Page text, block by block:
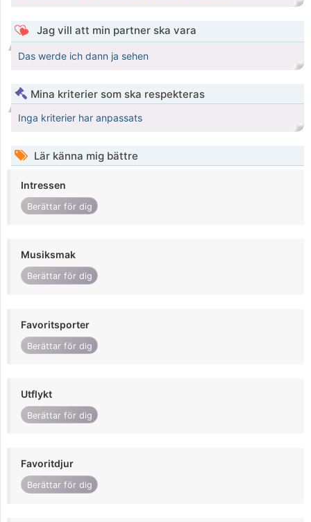
Jag vill att min partner ska vara
Das werde ich dann ja sehen
Mina kriterier som ska respekteras
Inga kriterier har anpassats
Lär känna mig bättre
Intressen
Berättar för dig
Musiksmak
Berättar för dig
Favoritsporter
Berättar för dig
Utflykt
Berättar för dig
Favoritdjur
Berättar för dig